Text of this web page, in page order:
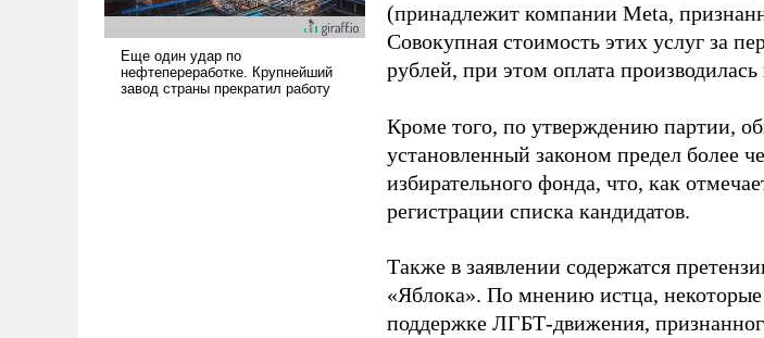
(принадлежит компании Meta,
Совокупная стоимость этих услуг за
рублей, при этом оплата
Кроме того, по утверждению партии,
установленный законом предел более
избирательного фонда, что, как
регистрации списка кандидатов.
Также в заявлении содержатся
«Яблока». По мнению истца,
поддержке ЛГБТ-движения,